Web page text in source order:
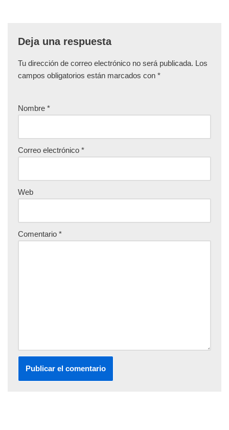
Deja una respuesta
Tu dirección de correo electrónico no será publicada. Los
campos obligatorios están marcados con *
Nombre *
Correo electrónico *
Web
Comentario *